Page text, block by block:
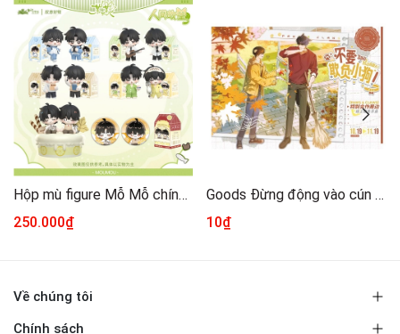
Hộp mù figure Mỗ Mỗ chính hãng Mẫu 1
250.000₫
Goods Đừng động vào cún con chính hãng Mẫu 1 [Tổng hợp]
10₫
Về chúng tôi
Chính sách